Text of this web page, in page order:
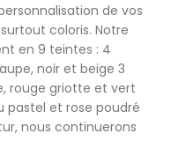
de vos
coloris. Notre
en 9 teintes : 4
noir et beige 3
rouge griotte et vert
pastel et rose poudré
nous continuerons